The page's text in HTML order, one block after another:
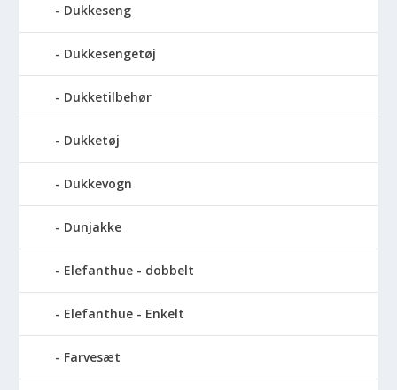
Dukkeseng
Dukkesengetøj
Dukketilbehør
Dukketøj
Dukkevogn
Dunjakke
Elefanthue - dobbelt
Elefanthue - Enkelt
Farvesæt